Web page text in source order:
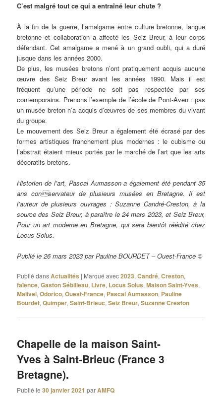
C’est malgré tout ce qui a entraîné leur chute ?
À la fin de la guerre, l’amalgame entre culture bretonne, langue
bretonne et collaboration a affecté les Seiz Breur, à leur corps
défendant. Cet amalgame a mené à un grand oubli, qui a duré
jusque dans les années 2000.
De plus, les musées bretons n’ont pratiquement acquis aucune
œuvre des Seiz Breur avant les années 1990. Mais il est
fréquent qu’une période ne soit pas respectée par ses
contemporains. Prenons l’exemple de l’école de Pont-Aven : pas
un musée breton n’a acquis d’œuvres de ses membres du vivant
du groupe.
Le mouvement des Seiz Breur a également été écrasé par des
formes artistiques franchement plus modernes : le cubisme ou
l’abstrait étaient mieux portés par le marché de l’art que les arts
décoratifs bretons.
Historien de l’art, Pascal Aumasson a également été pendant 35
ans conservateur de plusieurs musées en Bretagne. Il est
l’auteur de plusieurs ouvrages : Suzanne Candré-Creston, à la
source des Seiz Breur, à paraître le 24 mars 2023, et Seiz Breur,
Pour un art moderne en Bretagne, qui sera bientôt réédité chez
Locus Solus.
Publié le 26 mars 2023 par Pauline BOURDET – Ouest-France ©
Publié dansActualités | Marqué avec2023,Candré,Creston,
faïence,Gaston Sébilleau, Livre, Locus Solus,Maison Saint-Yves,
Malivel,Odorico,Ouest-France, Pascal Aumasson, Pauline
Bourdet,Quimper,Saint-Brieuc,Seiz Breur,Suzanne Creston
Chapelle de la maison Saint-
Yves à Saint-Brieuc (France 3
Bretagne).
Publié le30 janvier 2021 parAMFQ